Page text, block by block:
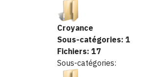
Croyance
Sous-catégories: 1
Fichiers: 17
Sous-catégories: